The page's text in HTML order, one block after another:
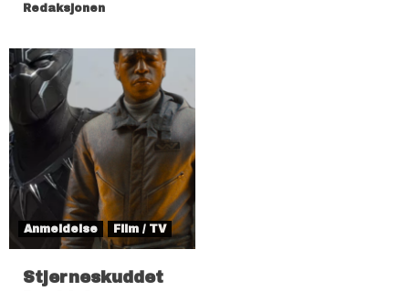
Redaksjonen
Anmeldelse Film / TV
Stjerneskuddet